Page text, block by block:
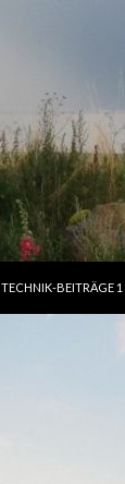
TECHNIK-BEITRÄGE 1